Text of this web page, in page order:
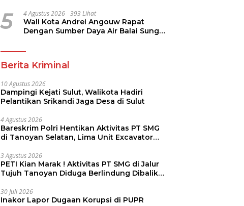
Kotamobagu
5 4 Agustus 2026 393 Lihat
Wali Kota Andrei Angouw Rapat
Dengan Sumber Daya Air Balai Sungai
Berita Kriminal
10 Agustus 2026
Dampingi Kejati Sulut, Walikota Hadiri
Pelantikan Srikandi Jaga Desa di Sulut
4 Agustus 2026
Bareskrim Polri Hentikan Aktivitas PT SMG
di Tanoyan Selatan, Lima Unit Excavator
3 Agustus 2026
PETI Kian Marak ! Aktivitas PT SMG di Jalur
Tujuh Tanoyan Diduga Berlindung Dibalik
30 Juli 2026
Inakor Lapor Dugaan Korupsi di PUPR